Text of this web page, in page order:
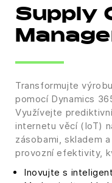
Supply
Transformujte
pomocí Dynamics
Využívejte
internetu věcí (IoT)
zásobami, skladem
provozní efektivity,
Inovujte s